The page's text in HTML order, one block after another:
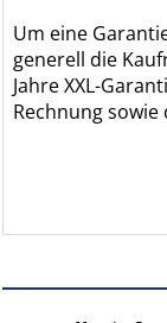
Um eine
generell die
Jahre XXL-
Rechnung sowie